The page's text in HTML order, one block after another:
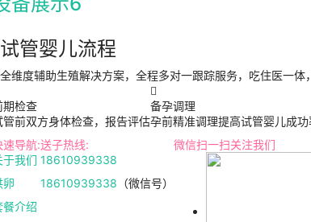
试管婴儿流程
全维度辅助生殖解决方案，全程多对一跟踪服务，吃住医一
期检查
管前双方身体检查，报告评估

备孕调理
孕前精准调理提高试管婴儿成功
速导航:
于我们
卵
餐介绍
送子热线:
18610939338
18610939338 （微信号）
微信扫一扫关注我们